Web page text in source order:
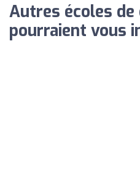
Autres écoles de
pourraient vous